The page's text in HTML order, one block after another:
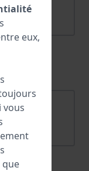
eux,
vous
que